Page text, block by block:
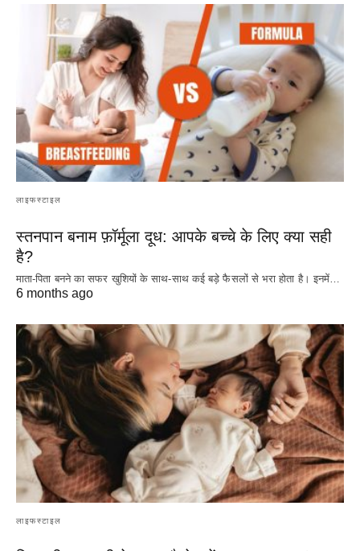
लाइफस्टाइल
स्तनपान बनाम फ़ॉर्मूला दूध: आपके बच्चे के लिए क्या सही
है?
माता-पिता बनने का सफर खुशियों के साथ-साथ कई बड़े फैसलों से भरा होता है। इनमें…
6 months ago
लाइफस्टाइल